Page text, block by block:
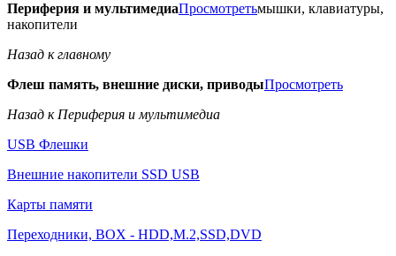
Периферия и мультимедиаПросмотретьмышки, клавиатуры,
накопители
Назад к главному
Флеш память, внешние диски, приводыПросмотреть
Назад к Периферия и мультимедиа
USB Флешки
Внешние накопители SSD USB
Карты памяти
Переходники, BOX - HDD,M.2,SSD,DVD